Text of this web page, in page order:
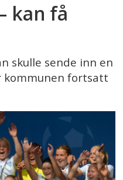
kan få
skulle sende inn en
kommunen fortsatt